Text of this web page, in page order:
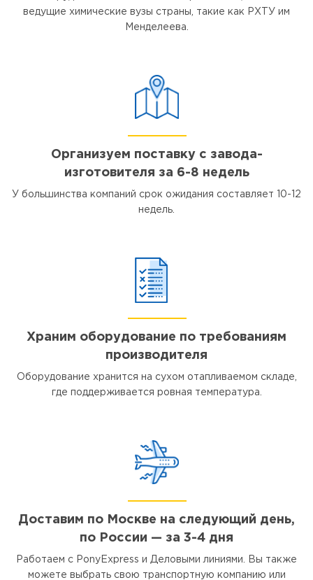
ведущие химические вузы страны, такие как РХТУ им
Менделеева.
Организуем поставку с завода-
изготовителя за 6-8 недель
У большинства компаний срок ожидания составляет 10-12
недель.
Храним оборудование по требованиям
производителя
Оборудование хранится на сухом отапливаемом складе,
где поддерживается ровная температура.
Доставим по Москве на следующий день,
по России — за 3-4 дня
Работаем с PonyExpress и Деловыми линиями. Вы также
можете выбрать свою транспортную компанию или